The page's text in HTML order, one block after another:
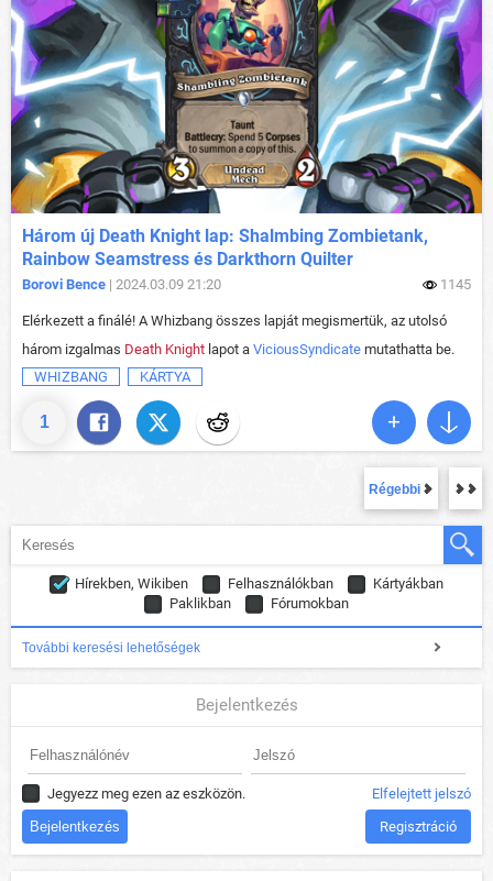
1
Három új Death Knight lap: Shalmbing Zombietank,
Rainbow Seamstress és Darkthorn Quilter
Borovi Bence | 2024.03.09 21:20 1145
Elérkezett a finálé! A Whizbang összes lapját megismertük, az utolsó
három izgalmas Death Knight lapot a ViciousSyndicate mutathatta be.
WHIZBANG
KÁRTYA
Régebbi
Hírekben, Wikiben Felhasználókban
Kártyákban
Paklikban
Fórumokban
További keresési lehetőségek
Bejelentkezés
Jegyezz meg ezen az eszközön. Elfelejtett jelszó
Regisztráció